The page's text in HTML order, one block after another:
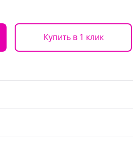
Купить в 1 клик